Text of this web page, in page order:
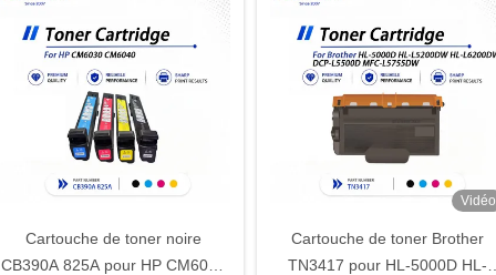
Cartouche de toner noire
CB390A 825A pour HP CM6030
Vidéo
Cartouche de toner Brother
TN3417 pour HL-5000D HL-